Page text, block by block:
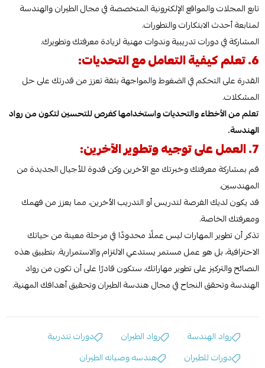
تابع المجلات والمواقع الإلكترونية المتخصصة في مجال الطيران والهندسة
لمتابعة أحدث الابتكارات والتطورات.
المشاركة في دورات تدريبية وندوات مهنية لزيادة معرفتك وتطويرك.
6. تعلم كيفية التعامل مع التحديات:
القدرة على التحكم في الضغوط والمواجهة بثقة تعزز من قدرتك على حل
المشكلات.
تعلم من الأخطاء والتحديات واستخدامها كفرص للتحسين لتكون من رواد
الهندسة.
7. العمل على توجيه وتطوير الآخرين:
قم بمشاركة معرفتك وخبرتك مع الآخرين وكن قدوة للأجيال الجديدة من
المهندسين.
قد يكون لديك الفرصة لتدريس أو التدريب الأخرين، مما يعزز من فهمك
ومعرفتك الخاصة.
تذكر أن تطوير المهارات ليس عملًا محدودًا في مرحلة معينة من حياتك
الاحترافية، بل هو عمل مستمر يستدعي الالتزام والاستمرارية. بتطبيق هذه
النصائح والتركيز على تطوير مهاراتك، ستكون قادرًا على أن تكون من رواد
الهندسة وتحقق النجاح في مجال هندسة الطيران وتحقيق أهدافك المهنية.
رواد الهندسة رواد الطيران
دورات تتدربية
دورات للطيران
هندسه وصيانه الطيران